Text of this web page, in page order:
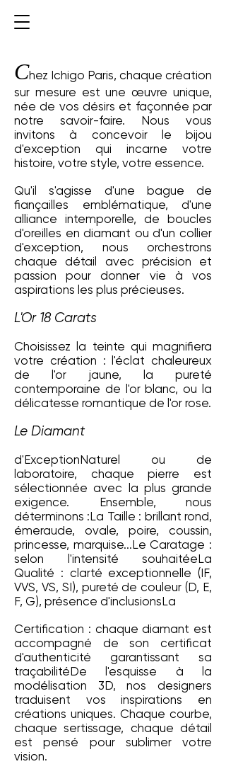
Chez Ichigo Paris, chaque création
sur mesure est une œuvre unique,
née de vos désirs et façonnée par
notre savoir-faire. Nous vous
invitons à concevoir le bijou
d'exception qui incarne votre
histoire, votre style, votre essence.
​​Qu'il s'agisse d'une bague de
fiançailles emblématique, d'une
alliance intemporelle, de boucles
d'oreilles en diamant ou d'un collier
d'exception, nous orchestrons
chaque détail avec précision et
passion pour donner vie à vos
aspirations les plus précieuses.​
L'Or 18 Carats
Choisissez la teinte qui magnifiera
votre création : l'éclat chaleureux
de l'or jaune, la pureté
contemporaine de l'or blanc, ou la
délicatesse romantique de l'or rose.​
Le Diamant
d'ExceptionNaturel ou de
laboratoire, chaque pierre est
sélectionnée avec la plus grande
exigence. Ensemble, nous
déterminons :La Taille : brillant rond,
émeraude, ovale, poire, coussin,
princesse, marquise...Le Caratage :
selon l'intensité souhaitéeLa
Qualité : clarté exceptionnelle (IF,
VVS, VS, SI), pureté de couleur (D, E,
F, G), présence d'inclusionsLa
Certification : chaque diamant est
accompagné de son certificat
d'authenticité garantissant sa
traçabilité​De l'esquisse à la
modélisation 3D, nos designers
traduisent vos inspirations en
créations uniques. Chaque courbe,
chaque sertissage, chaque détail
est pensé pour sublimer votre
vision.